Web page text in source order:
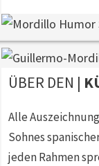
ÜBER DEN |
Alle
Sohnes
jeden Rahmen